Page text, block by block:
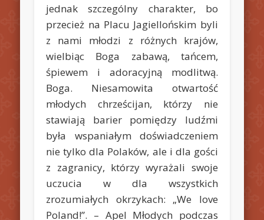
jednak szczególny charakter, bo
przecież na Placu Jagiellońskim byli
z nami młodzi z różnych krajów,
wielbiąc Boga zabawą, tańcem,
śpiewem i adoracyjną modlitwą.
Boga. Niesamowita otwartość
młodych chrześcijan, którzy nie
stawiają barier pomiędzy ludźmi
była wspaniałym doświadczeniem
nie tylko dla Polaków, ale i dla gości
z zagranicy, którzy wyrażali swoje
uczucia w dla wszystkich
zrozumiałych okrzykach: „We love
Poland!”. – Apel Młodych podczas